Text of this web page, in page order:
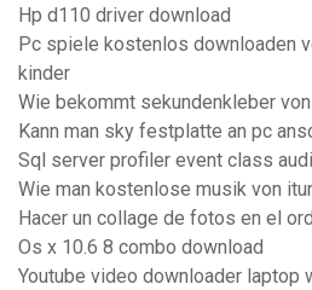
Hp d110 driver download
Pc spiele kostenlos downloaden
kinder
Wie bekommt sekundenkleber
Kann man sky festplatte an pc
Sql server profiler event class
Wie man kostenlose musik von
Hacer un collage de fotos en el
Os x 10.6 8 combo download
Youtube video downloader laptop